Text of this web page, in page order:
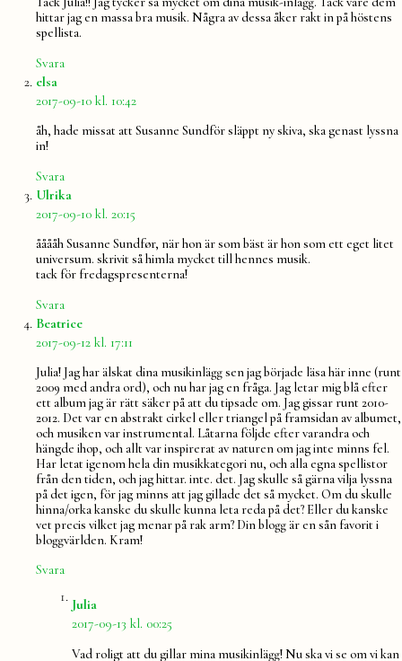
hittar jag en massa bra musik. Några av dessa åker rakt in på höstens
spellista.
Svara
elsa
2017-09-10 kl. 10:42
åh, hade missat att Susanne Sundför släppt ny skiva, ska genast lyssna
in!
Svara
Ulrika
2017-09-10 kl. 20:15
ååååh Susanne Sundfør, när hon är som bäst är hon som ett eget litet
universum. skrivit så himla mycket till hennes musik.
tack för fredagspresenterna!
Svara
Beatricesäger:
2017-09-12 kl. 17:11
Julia! Jag har älskat dina musikinlägg sen jag började läsa här inne (runt
2009 med andra ord), och nu har jag en fråga. Jag letar mig blå efter
ett album jag är rätt säker på att du tipsade om. Jag gissar runt 2010-
2012. Det var en abstrakt cirkel eller triangel på framsidan av albumet,
och musiken var instrumental. Låtarna följde efter varandra och
hängde ihop, och allt var inspirerat av naturen om jag inte minns fel.
Har letat igenom hela din musikkategori nu, och alla egna spellistor
från den tiden, och jag hittar. inte. det. Jag skulle så gärna vilja lyssna
på det igen, för jag minns att jag gillade det så mycket. Om du skulle
hinna/orka kanske du skulle kunna leta reda på det? Eller du kanske
vet precis vilket jag menar på rak arm? Din blogg är en sån favorit i
bloggvärlden. Kram!
Svara
Julia
2017-09-13 kl. 00:25
Vad roligt att du gillar mina musikinlägg! Nu ska vi se om vi kan